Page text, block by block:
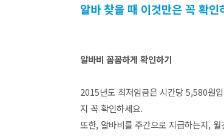
알바 찾을 때 이것만은 꼭 확인
알바비 꼼꼼하게 확인하기
2015년도 최저임금은 시간당 5,580원
지 꼭 확인하세요.
또한, 알바비를 주간으로 지급하는지,